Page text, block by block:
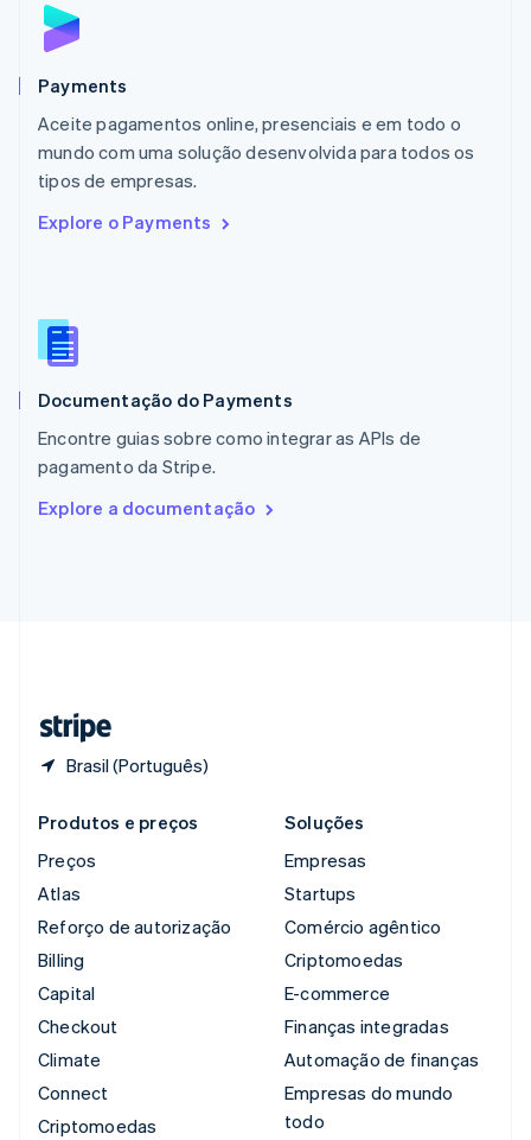
Payments
Aceite pagamentos online, presenciais e em todo o
mundo com uma solução desenvolvida para todos os
tipos de empresas.
Explore o Payments
Documentação do Payments
Encontre guias sobre como integrar as APIs de
pagamento da Stripe.
Explore a documentação
Brasil (Português)
Malta
English
EspañolEnglish
English
Nova Zelândia
English
NederlandsEnglish
Português
RAE de Hong Kong, China
Reino Unido
República Tcheca
English
English
Produtos e preços
Preços
Atlas
Reforço de autorização
Billing
Capital
Checkout
Climate
Connect
Criptomoedas
Soluções
Empresas
Startups
Comércio agêntico
Criptomoedas
E-commerce
Finanças integradas
Automação de finanças
Empresas do mundo
todo